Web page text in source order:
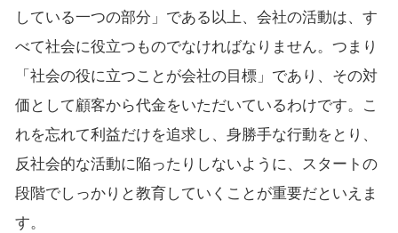
している一つの部分」である以上、会社の活動は、す
べて社会に役立つものでなければなりません。つまり
「社会の役に立つことが会社の目標」であり、その対
価として顧客から代金をいただいているわけです。こ
れを忘れて利益だけを追求し、身勝手な行動をとり、
反社会的な活動に陥ったりしないように、スタートの
段階でしっかりと教育していくことが重要だといえま
す。